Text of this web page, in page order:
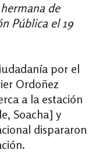
de
Pública el 19
por el
Ordoñez
a la estación
Soacha] y
dispararon